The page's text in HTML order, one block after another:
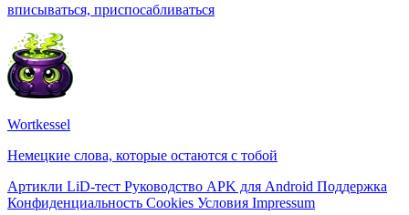
вписываться, приспосабливаться
Wortkessel
Немецкие слова, которые остаются с тобой
Артикли LiD-тест Руководство APK для Android Поддержка
Конфиденциальность Cookies Условия Impressum